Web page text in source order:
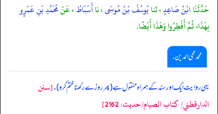
حَدَّثَنَاابْنُ صَاعِدٍ، ثنايُوسُفُ بْنُ مُوسَى، ناأَسْبَاطُ، عَنْمُحَمَّدِ بْنِ عَمْرٍو
بِهَذَا، ثُمَّ أَفْطِرُوا وَهَذَا أَيْضًا.
محمد محی الدین .
یہی روایت ایک اور سند کے ہمراہ منقول ہے (پھر روزے رکھنا ختم کرو)۔[سنن
الدارقطني/ كتاب الصيام/حدیث: 2162]